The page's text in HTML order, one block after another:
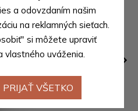
a odovzdaním našim
na reklamných sieťach.
si môžete upraviť
vlastného uváženia.
PRIJAŤ VŠETKO